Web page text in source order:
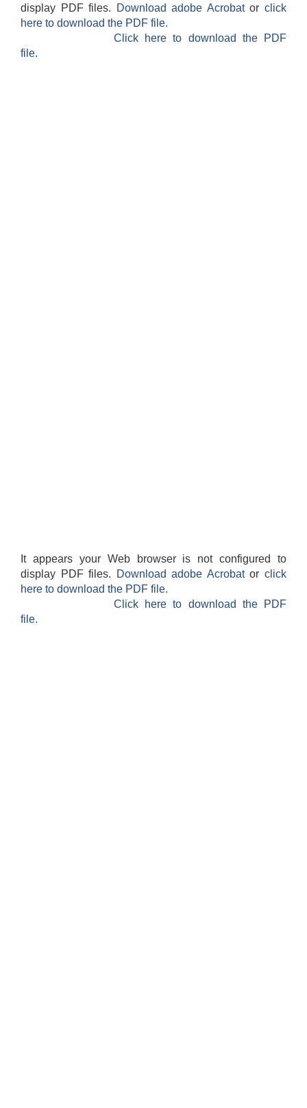
display PDF files.
Download adobe Acrobatorclick
here to download the PDF file.
Click here to download the PDF
file.
It appears your Web browser is not configured to
display PDF files.
Download adobe Acrobatorclick
here to download the PDF file.
Click here to download the PDF
file.